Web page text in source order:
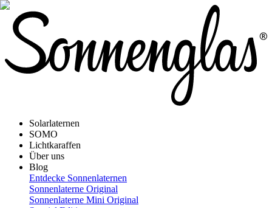
Solarlaternen
SOMO
Lichtkaraffen
Über uns
Blog
Entdecke Sonnenlaternen
Sonnenlaterne Original
Sonnenlaterne Mini Original